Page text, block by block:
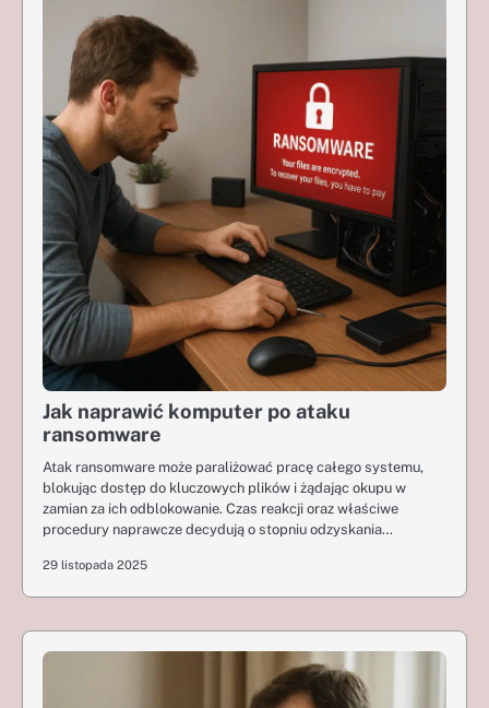
Jak naprawić komputer po ataku
ransomware
Atak ransomware może paraliżować pracę całego systemu,
blokując dostęp do kluczowych plików i żądając okupu w
zamian za ich odblokowanie. Czas reakcji oraz właściwe
procedury naprawcze decydują o stopniu odzyskania…
29 listopada 2025